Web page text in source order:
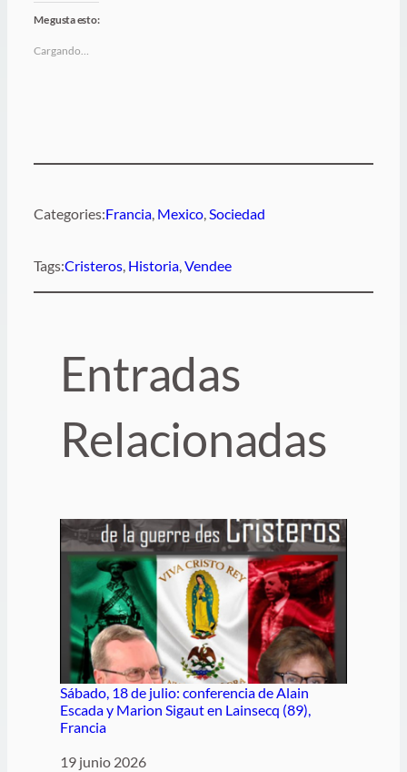
Me gusta esto:
Cargando…
Categories:Francia, Mexico, Sociedad
Tags:Cristeros, Historia, Vendee
Entradas
Relacionadas
Sábado, 18 de julio: conferencia de Alain
Escada y Marion Sigaut en Lainsecq (89),
Francia
Fecha
19 junio 2026